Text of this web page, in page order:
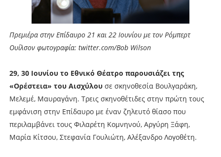
Πρεμιέρα στην Επίδαυρο 21 και 22 Ιουνίου με τον Ρόμπερτ
Ουίλσον φωτογραφία: twitter.com/Bob Wilson
29, 30 Ιουνίου το Εθνικό Θέατρο παρουσιάζει της
«Ορέστεια» του Αισχύλου σε σκηνοθεσία Βουλγαράκη,
Μελεμέ, Μαυραγάνη. Τρεις σκηνοθέτιδες στην πρώτη τους
εμφάνιση στην Επίδαυρο με έναν ζηλευτό θίασο που
περιλαμβάνει τους Φιλαρέτη Κομνηνού, Αργύρη Ξάφη,
Μαρία Κίτσου, Στεφανία Γουλιώτη, Αλέξανδρο Λογοθέτη.